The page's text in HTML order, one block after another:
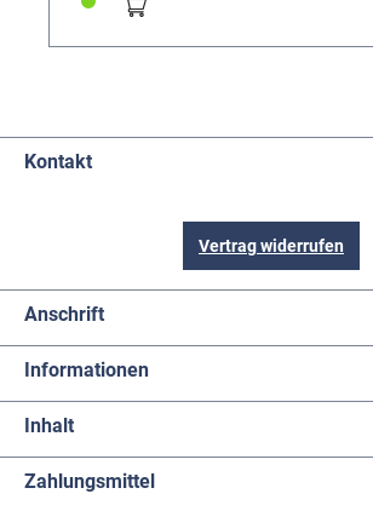
Messerschmitt gilt als Basis aller heutigen
Kontakt
Vertrag widerrufen
Anschrift
Informationen
Inhalt
Zahlungsmittel